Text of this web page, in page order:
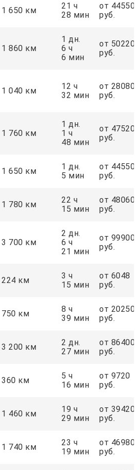
1 650 км
21 ч
28 мин
от 44550
руб.
1 860 км
1 дн.
6 ч
6 мин
от 50220
руб.
1 040 км
12 ч
32 мин
от 28080
руб.
1 760 км
1 дн.
1 ч
48 мин
от 47520
руб.
1 650 км
1 дн.
5 мин
от 44550
руб.
1 780 км
22 ч
15 мин
от 48060
руб.
3 700 км
2 дн.
6 ч
21 мин
от 99900
руб.
224 км
3 ч
15 мин
от 6048
руб.
750 км
8 ч
39 мин
от 20250
руб.
3 200 км
2 дн.
27 мин
от 86400
руб.
360 км
5 ч
16 мин
от 9720
руб.
1 460 км
19 ч
29 мин
от 39420
руб.
1 740 км
23 ч
19 мин
от 46980
руб.